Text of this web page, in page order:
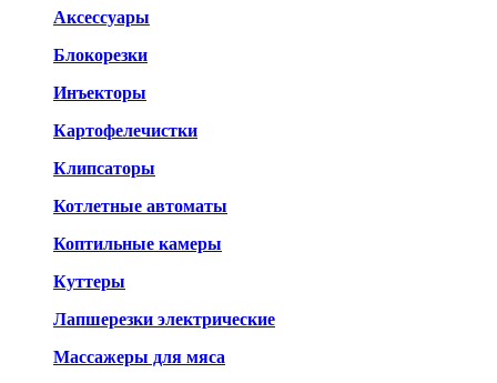
Аксессуары
Блокорезки
Инъекторы
Картофелечистки
Клипсаторы
Котлетные автоматы
Коптильные камеры
Куттеры
Лапшерезки электрические
Массажеры для мяса